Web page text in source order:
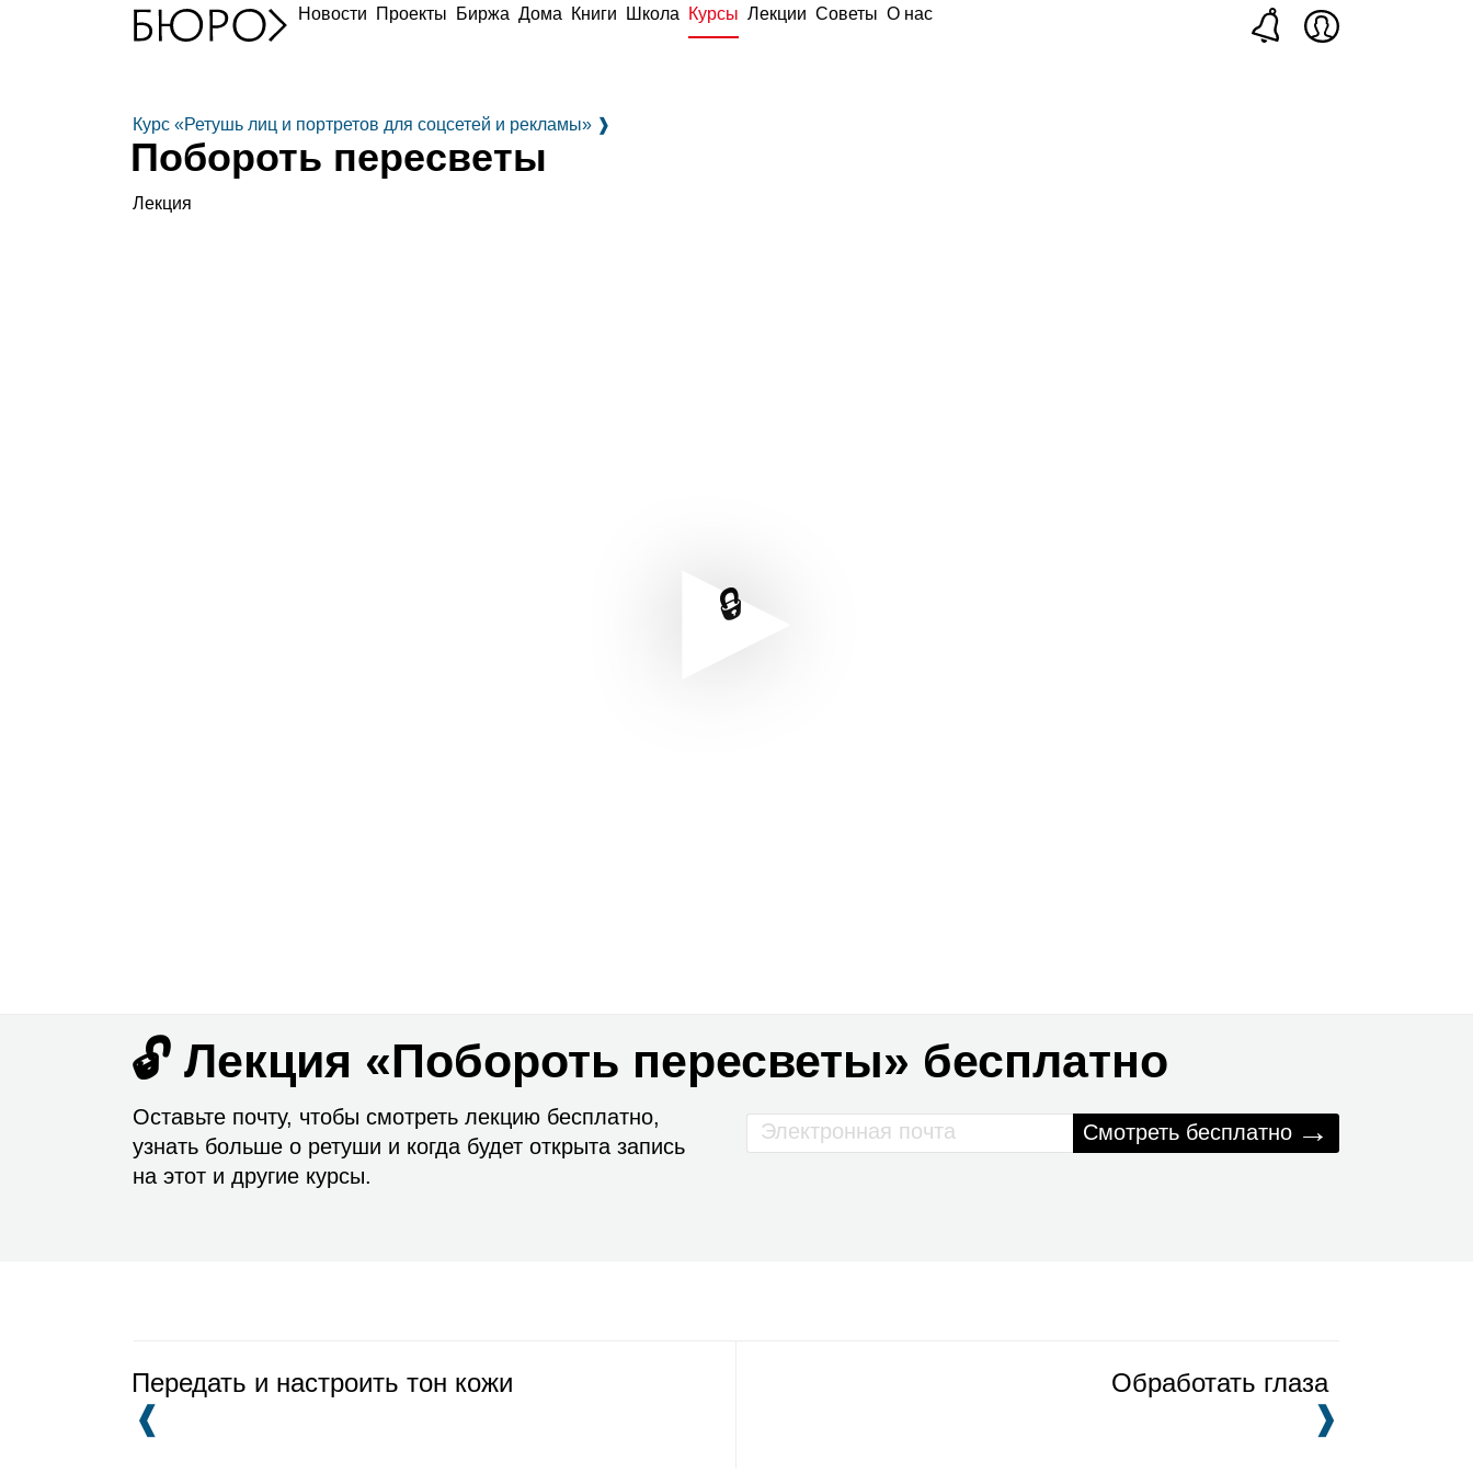
Новости Проекты Биржа Дома Книги Школа Курсы Лекции Советы О нас
Курс «Ретушь лиц и портретов для соцсетей и рекламы»❱
Побороть пересветы
Лекция
🔓 Лекция «Побороть пересветы» бесплатно
Оставьте почту, чтобы смотреть лекцию бесплатно,
узнать больше о ретуши и когда будет открыта запись
на этот и другие курсы.
Смотреть бесплатно →
❰
Передать и настроить тон кожи Обработать глаза
❱